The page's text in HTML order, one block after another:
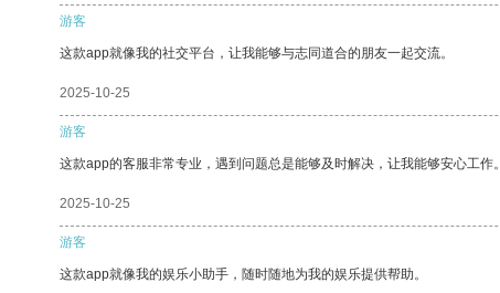
游客
这款app就像我的社交平台，让我能够与志同道合的朋友一起交流。
2025-10-25
游客
这款app的客服非常专业，遇到问题总是能够及时解决，让我能够安心工作。
2025-10-25
游客
这款app就像我的娱乐小助手，随时随地为我的娱乐提供帮助。